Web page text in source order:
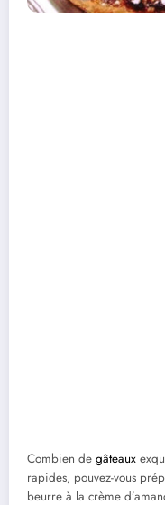
Combien de gâteaux
rapides, pouvez-vous
beurre à la crème